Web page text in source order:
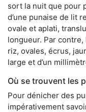
sort la nuit que pour
d’une punaise de lit
ovale et aplati,
longueur. Par
riz, ovales, écrus,
large et d’un
Où se trouvent les
Pour dénicher des
impérativement